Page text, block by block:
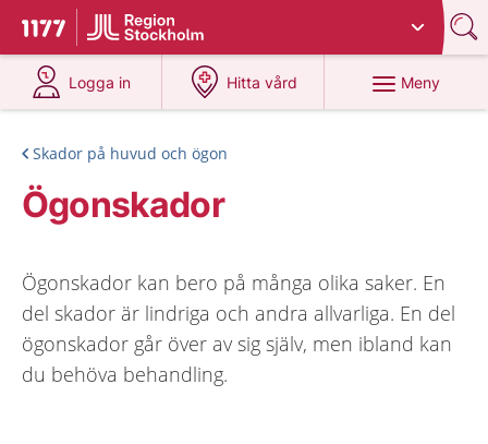
Till startsidan för 1177
Du har valt region
Logga in
på 1177.se
Hitta vård
på 1177.se
Meny
Skador på huvud och ögon
Ögonskador
Ögonskador kan bero på många olika saker. En
del skador är lindriga och andra allvarliga. En del
ögonskador går över av sig själv, men ibland kan
du behöva behandling.